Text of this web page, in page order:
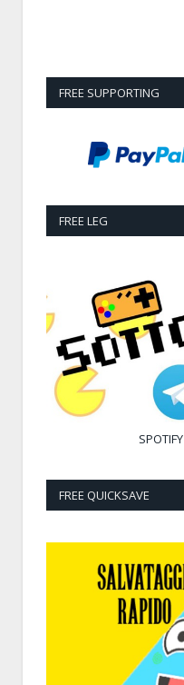
FREE SUPPORTING
FREE LEG
SPOTIFY
FREE QUICKSAVE